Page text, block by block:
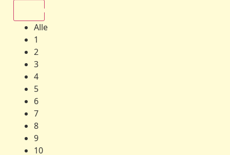
Alle
1
2
3
4
5
6
7
8
9
10